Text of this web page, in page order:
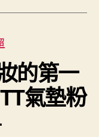
的第一
氣墊粉